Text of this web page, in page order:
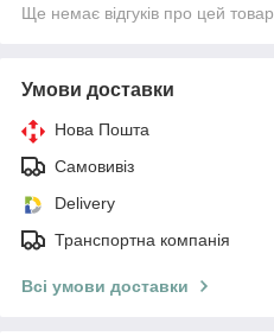
Ще немає відгуків про цей товар
Умови доставки
Нова Пошта
Самовивіз
Delivery
Транспортна компанія
Всі умови доставки